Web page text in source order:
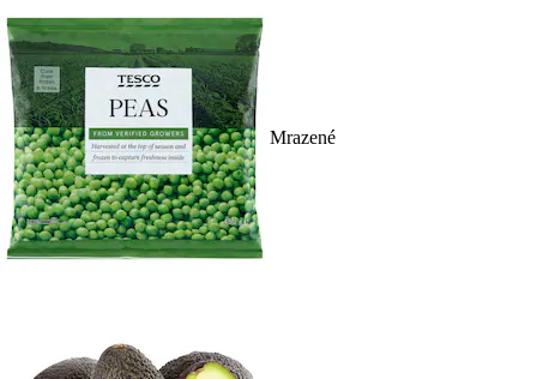
Mrazené